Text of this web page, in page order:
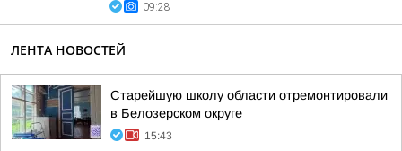
09:28
ЛЕНТА НОВОСТЕЙ
Старейшую школу области отремонтировали
в Белозерском округе
15:43